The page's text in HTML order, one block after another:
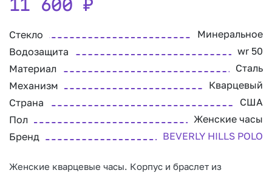
11 600 ₽
Стекло
Минеральное
Водозащита
wr 50
Материал
Сталь
Механизм
Кварцевый
Страна
США
Пол
Женские часы
Бренд
BEVERLY HILLS POLO
Женские кварцевые часы. Корпус и браслет из